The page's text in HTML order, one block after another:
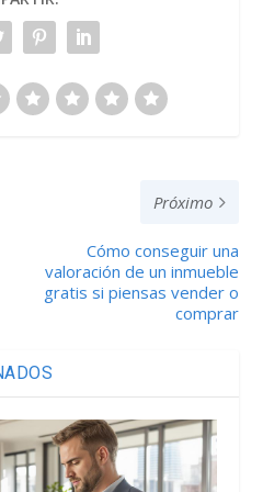
Próximo
Cómo conseguir una
valoración de un inmueble
gratis si piensas vender o
comprar